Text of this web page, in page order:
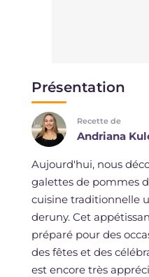
Présentation
Recette de
Andriana
Aujourd'hui, nous
galettes de pommes
cuisine traditionnelle
deruny. Cet
préparé pour des
des fêtes et des
est encore très